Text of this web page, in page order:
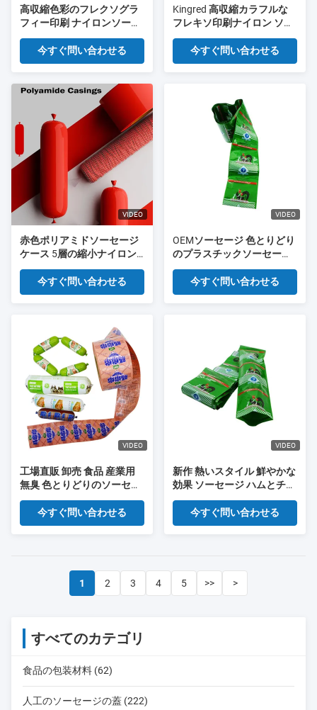
高収縮色彩のフレクソグラ
フィー印刷 ナイロンソーセ
ージケース 自家製ソーセー
今すぐ問い合わせる
Kingred 高収縮カラフルな
フレキソ印刷ナイロン ソー
セージ ケーシング自家製
今すぐ問い合わせる
VIDEO
赤色ポリアミドソーセージ
ケース 5層の縮小ナイロン
ケース Co 排出 肉ソーセー
ジパッケージ
今すぐ問い合わせる
VIDEO
OEMソーセージ 色とりどり
のプラスチックソーセージ
殻 ブランドロゴのカスタマ
イズされたソーセージ殻
今すぐ問い合わせる
VIDEO
工場直販 卸売 食品 産業用
無臭 色とりどりのソーセー
ジケース
今すぐ問い合わせる
VIDEO
新作 熱いスタイル 鮮やかな
効果 ソーセージ ハムとチー
ズ ソーセージのカバン
今すぐ問い合わせる
1 2 3 4 5 >> >
すべてのカテゴリ
食品の包装材料 (62)
人工のソーセージの蓋 (222)